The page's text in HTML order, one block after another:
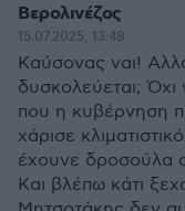
Βερολινέζος
15.07.2025, 13:48
Καύσονας ναι!
δυσκολεύεται; Όχι
που η κυβέρνηση
χάρισε
έχουνε δροσούλα
Και βλέπω κάτι